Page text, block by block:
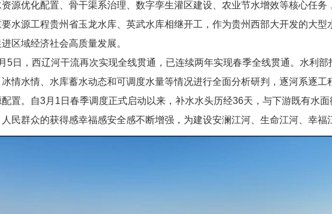
源优化配置、骨干渠系治理、数字孪生灌区建设、农业节水增效等核心任务
水源工程贵州省玉龙水库、英武水库相继开工，作为贵州西部大开发的大
区域经济社会高质量发展。
5日，西辽河干流再次实现全线贯通，已连续两年实现春季全线贯通。水利
情水情、水库蓄水动态和可调度水量等情况进行全面分析研判，逐河系逐
置。自3月1日春季调度正式启动以来，补水水头历经36天，与下游既有水
民群众的获得感幸福感安全感不断增强，为建设安澜江河、生命江河、幸福